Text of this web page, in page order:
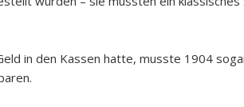
in den Kassen hatte, musste 1904